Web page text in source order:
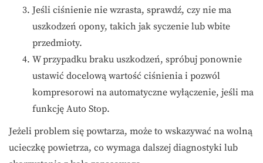
Jeśli ciśnienie nie wzrasta, sprawdź, czy nie ma
uszkodzeń opony, takich jak syczenie lub wbite
przedmioty.
W przypadku braku uszkodzeń, spróbuj ponownie
ustawić docelową wartość ciśnienia i pozwól
kompresorowi na automatyczne wyłączenie, jeśli ma
funkcję Auto Stop.
Jeżeli problem się powtarza, może to wskazywać na wolną
ucieczkę powietrza, co wymaga dalszej diagnostyki lub